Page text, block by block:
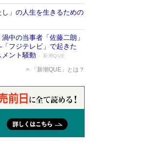
」の人生を生きるための
中の当事者「佐藤二朗」
フジテレビ」で起きた
メント騒動
新潮QUE
「新潮QUE」とは？